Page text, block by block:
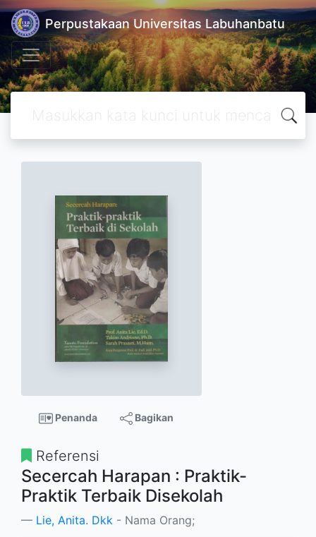
Perpustakaan Universitas Labuhanbatu
Penanda Bagikan
Referensi
Secercah Harapan : Praktik-
Praktik Terbaik Disekolah
Lie, Anita. Dkk - Nama Orang;